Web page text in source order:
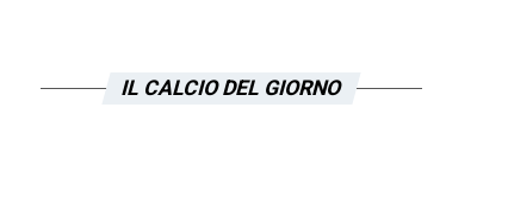
IL CALCIO DEL GIORNO